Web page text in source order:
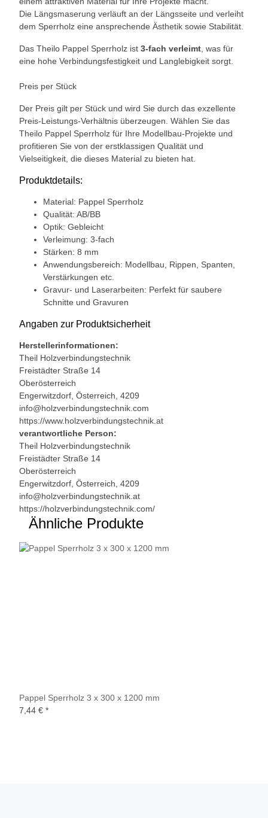
Die Längsmaserung verläuft an der Längsseite und verleiht
dem Sperrholz eine ansprechende Ästhetik sowie Stabilität.
Das Theilo Pappel Sperrholz ist 3-fach verleimt , was für
eine hohe Verbindungsfestigkeit und Langlebigkeit sorgt.
Preis per Stück
Der Preis gilt per Stück und wird Sie durch das exzellente
Preis-Leistungs-Verhältnis überzeugen. Wählen Sie das
Theilo Pappel Sperrholz für Ihre Modellbau-Projekte und
profitieren Sie von der erstklassigen Qualität und
Vielseitigkeit, die dieses Material zu bieten hat.
Produktdetails:
Material: Pappel Sperrholz
Qualität: AB/BB
Optik: Gebleicht
Verleimung: 3-fach
Stärken: 8 mm
Anwendungsbereich: Modellbau, Rippen, Spanten,
Verstärkungen etc.
Gravur- und Laserarbeiten: Perfekt für saubere
Schnitte und Gravuren
Angaben zur Produktsicherheit
Herstellerinformationen:
Theil Holzverbindungstechnik
Freistädter Straße 14
Oberösterreich
Engerwitzdorf, Österreich, 4209
info@holzverbindungstechnik.com
https://www.holzverbindungstechnik.at
verantwortliche Person:
Theil Holzverbindungstechnik
Freistädter Straße 14
Oberösterreich
Engerwitzdorf, Österreich, 4209
info@holzverbindungstechnik.at
https://holzverbindungstechnik.com/
Ähnliche Produkte
Pappel Sperrholz 3 x 300 x 1200 mm
7,44 € *